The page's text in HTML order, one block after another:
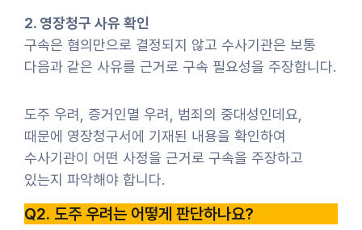
2. 영장청구 사유 확인
구속은 혐의만으로 결정되지 않고 수사기관은 보통
다음과 같은 사유를 근거로 구속 필요성을 주장합니다.
도주 우려, 증거인멸 우려, 범죄의 중대성인데요,
때문에 영장청구서에 기재된 내용을 확인하여
수사기관이 어떤 사정을 근거로 구속을 주장하고
있는지 파악해야 합니다.
Q2. 도주 우려는 어떻게 판단하나요?